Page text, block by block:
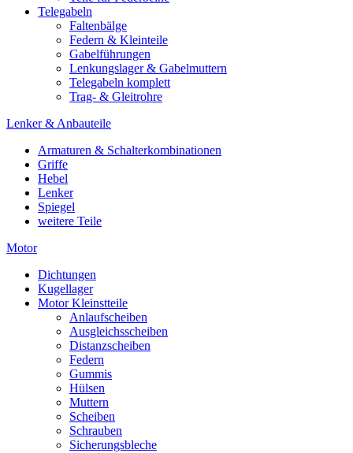
Telegabeln
Faltenbälge
Federn & Kleinteile
Gabelführungen
Lenkungslager & Gabelmuttern
Telegabeln komplett
Trag- & Gleitrohre
Lenker & Anbauteile
Armaturen & Schalterkombinationen
Griffe
Hebel
Lenker
Spiegel
weitere Teile
Motor
Dichtungen
Kugellager
Motor Kleinstteile
Anlaufscheiben
Ausgleichsscheiben
Distanzscheiben
Federn
Gummis
Hülsen
Muttern
Scheiben
Schrauben
Sicherungsbleche